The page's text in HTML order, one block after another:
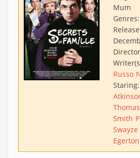
Mum
Genres:
Russo
Staring:
Thomas
Smith
Swayze
Egerton